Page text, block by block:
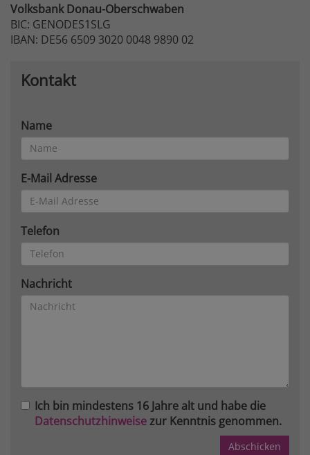
VolksbankDonau-Oberschwaben
BIC: GENODES1SLG
IBAN: DE56 6509 3020 0048 9890 02
Kontakt
Name
E-Mail Adresse
Telefon
Nachricht
Ich bin mindestens 16 Jahre alt und habe die
Datenschutzhinweisezur Kenntnis genommen.